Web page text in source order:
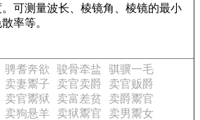
可测量波长、棱镜角、棱镜的最小
率等。
骋耆奔欲 骏骨牵盐
骐骥一毛
卖妻鬻子 卖官卖爵
卖官贩爵
卖官鬻狱 卖富差贫
卖爵鬻官
卖狗悬羊 卖狱鬻官
卖男鬻女